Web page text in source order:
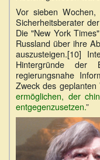
Vor sieben
Sicherheitsberater
Die "New York
Russland über ihre
auszusteigen.[10]
Hintergründe der
regierungsnahe
Zweck des geplanten
ermöglichen, der
entgegenzusetzen.”